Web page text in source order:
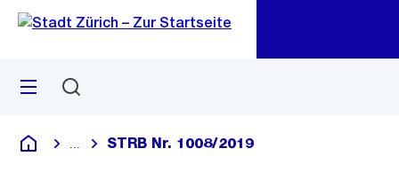
Navigation
Sprunglink
Menü
Deutsch
Blende alle Breadcrumbs ein
STRB Nr. 1008/2019